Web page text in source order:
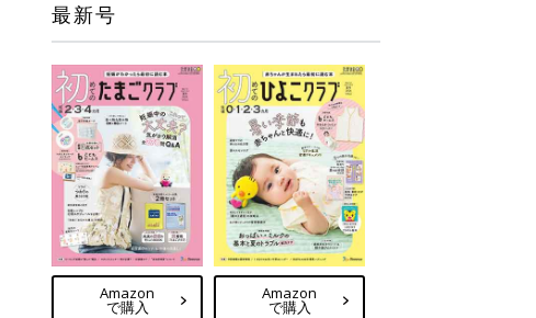
最新号
Amazon
で購入
Amazon
で購入